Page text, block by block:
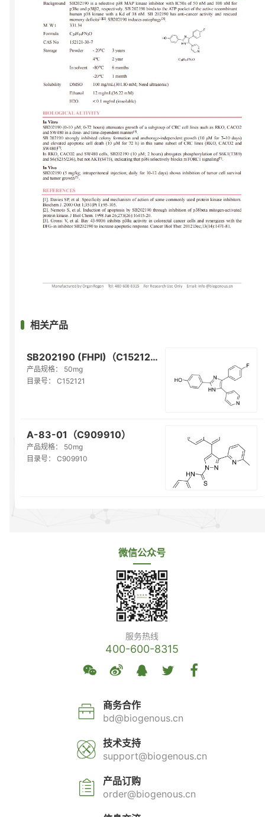
相关产品
SB202190 (FHPI)（C152121）
产品规格：
50mg
目录号：
C152121
A-83-01（C909910）
产品规格：
50mg
目录号：
C909910
微信公众号
服务热线
400-600-8315
商务合作
bd@biogenous.cn
技术支持
support@biogenous.cn
产品订购
order@biogenous.cn